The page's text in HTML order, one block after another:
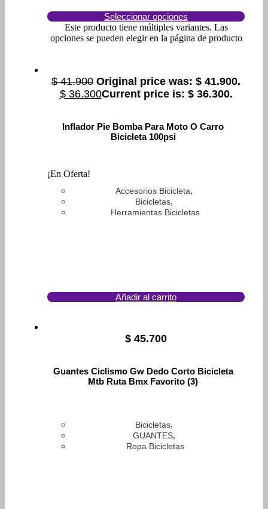
Seleccionar opciones
Este producto tiene múltiples variantes. Las
opciones se pueden elegir en la página de producto
$41.900 Original price was: $ 41.900.
$36.300Current price is: $ 36.300.
Inflador Pie Bomba Para Moto O Carro
Bicicleta 100psi
¡En Oferta!
Accesorios Bicicleta,
Bicicletas,
Herramientas Bicicletas
Añadir al carrito
$ 45.700
Guantes Ciclismo Gw Dedo Corto Bicicleta
Mtb Ruta Bmx Favorito (3)
Bicicletas,
GUANTES,
Ropa Bicicletas